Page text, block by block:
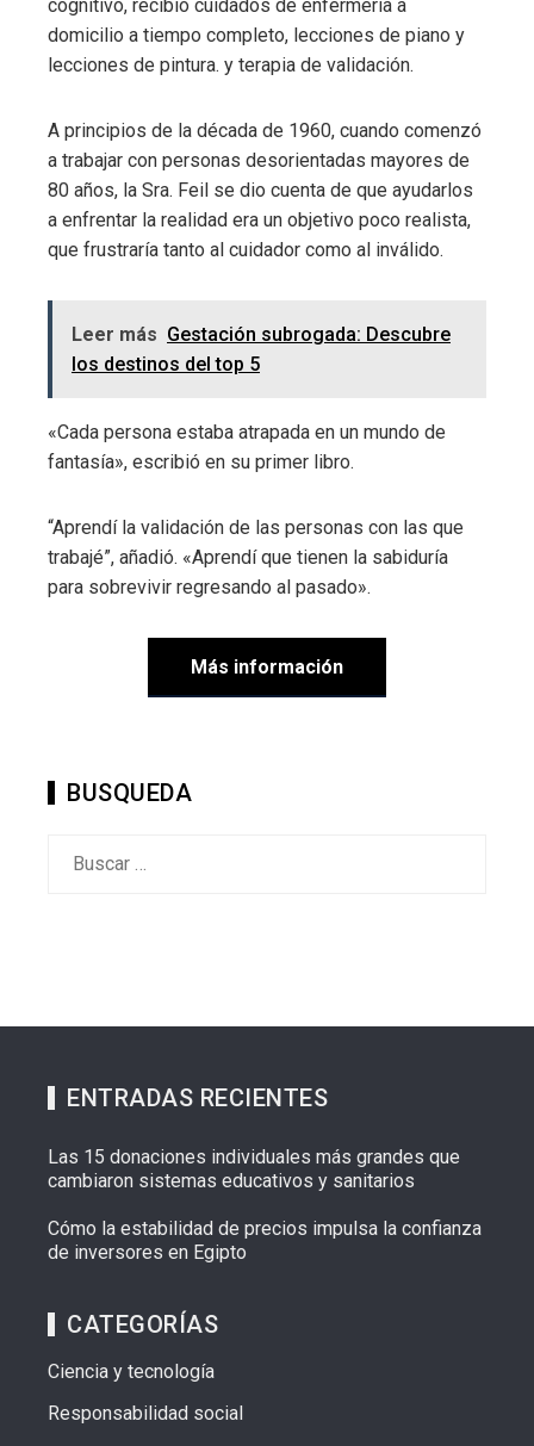
cognitivo, recibió cuidados de enfermería a
domicilio a tiempo completo, lecciones de piano y
lecciones de pintura. y terapia de validación.
A principios de la década de 1960, cuando comenzó
a trabajar con personas desorientadas mayores de
80 años, la Sra. Feil se dio cuenta de que ayudarlos
a enfrentar la realidad era un objetivo poco realista,
que frustraría tanto al cuidador como al inválido.
Leer más Gestación subrogada: Descubre
los destinos del top 5
«Cada persona estaba atrapada en un mundo de
fantasía», escribió en su primer libro.
“Aprendí la validación de las personas con las que
trabajé”, añadió. «Aprendí que tienen la sabiduría
para sobrevivir regresando al pasado».
Más información
BUSQUEDA
ENTRADAS RECIENTES
Las 15 donaciones individuales más grandes que
cambiaron sistemas educativos y sanitarios
Cómo la estabilidad de precios impulsa la confianza
de inversores en Egipto
CATEGORÍAS
Ciencia y tecnología
Responsabilidad social